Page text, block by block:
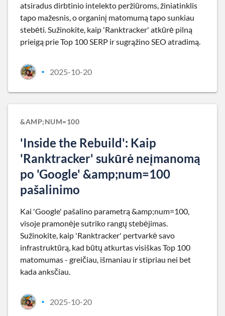
atsiradus dirbtinio intelekto peržiūroms, žiniatinklis
tapo mažesnis, o organinį matomumą tapo sunkiau
stebėti. Sužinokite, kaip 'Ranktracker' atkūrė pilną
prieigą prie Top 100 SERP ir sugrąžino SEO atradimą.
• 2025-10-20
&AMP;NUM=100
'Inside the Rebuild': Kaip
'Ranktracker' sukūrė neįmanomą
po 'Google' &amp;num=100
pašalinimo
Kai 'Google' pašalino parametrą &amp;num=100,
visoje pramonėje sutriko rangų stebėjimas.
Sužinokite, kaip 'Ranktracker' pertvarkė savo
infrastruktūrą, kad būtų atkurtas visiškas Top 100
matomumas - greičiau, išmaniau ir stipriau nei bet
kada anksčiau.
• 2025-10-20